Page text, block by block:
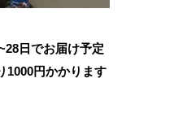
日でお届け予定
1000円かかります